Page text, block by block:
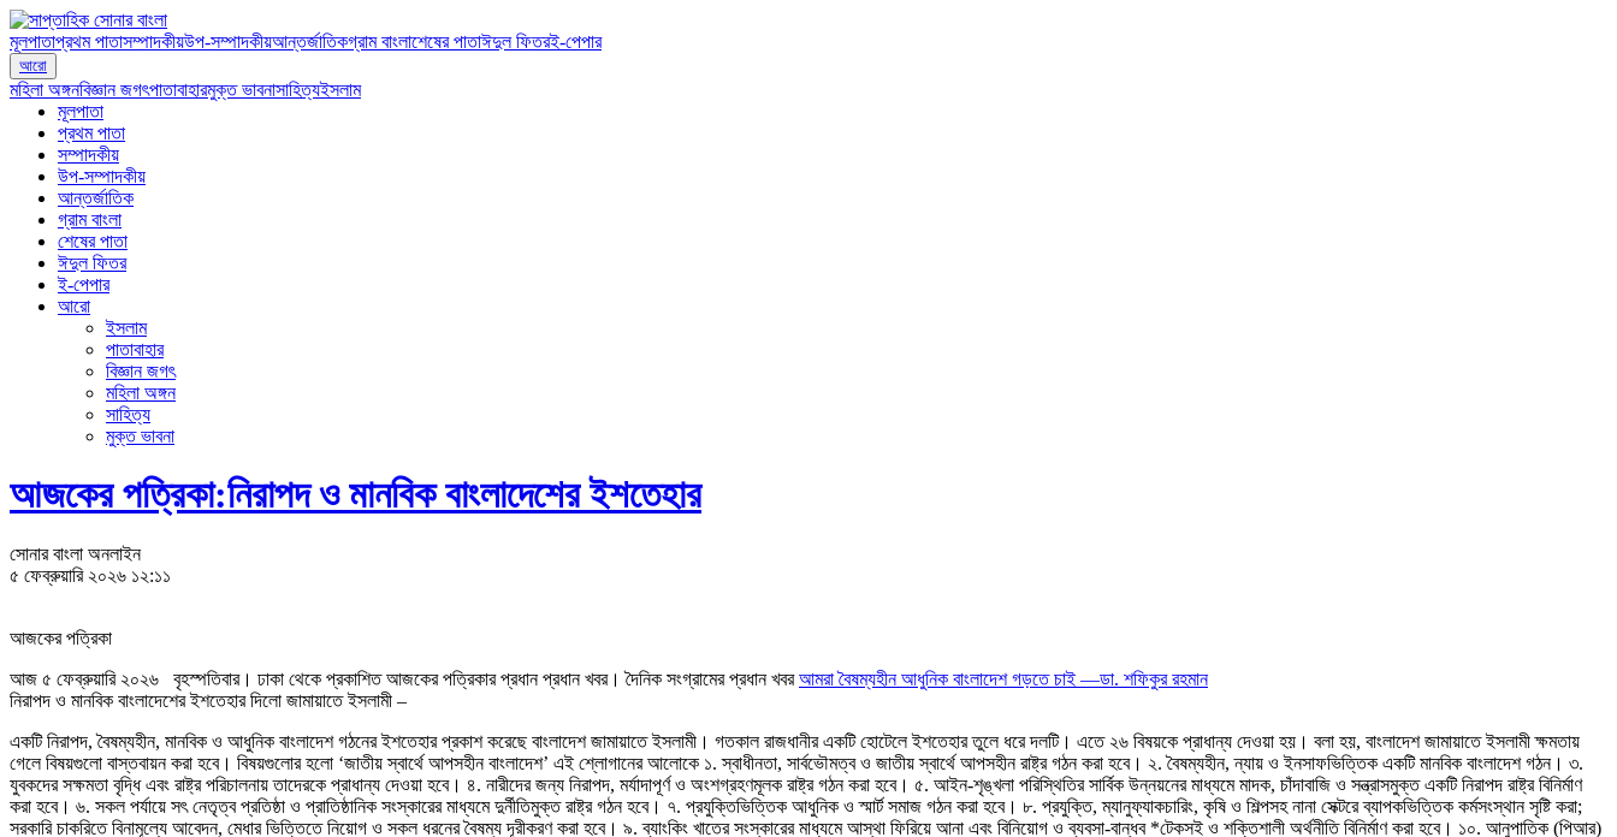
মূলপাতাপ্রথম পাতাসম্পাদকীয়উপ-সম্পাদকীয়আন্তর্জাতিকগ্রাম বাংলাশেষের পাতাঈদুল ফিতরই-পেপার
আরো
মহিলা অঙ্গনবিজ্ঞান জগৎপাতাবাহারমুক্ত ভাবনাসাহিত্যইসলাম
মূলপাতা
প্রথম পাতা
সম্পাদকীয়
উপ-সম্পাদকীয়
আন্তর্জাতিক
গ্রাম বাংলা
শেষের পাতা
ঈদুল ফিতর
ই-পেপার
আরো
ইসলাম
পাতাবাহার
বিজ্ঞান জগৎ
মহিলা অঙ্গন
সাহিত্য
মুক্ত ভাবনা
আজকের পত্রিকা:নিরাপদ ও মানবিক বাংলাদেশের ইশতেহার
সোনার বাংলা অনলাইন
৫ ফেব্রুয়ারি ২০২৬ ১২:১১
আজকের পত্রিকা
আজ ৫ ফেব্রুয়ারি ২০২৬ বৃহস্পতিবার। ঢাকা থেকে প্রকাশিত আজকের পত্রিকার প্রধান প্রধান খবর। দৈনিক সংগ্রামের প্রধান খবরআমরা বৈষম্যহীন আধুনিক বাংলাদেশ গড়তে চাই —ডা. শফিকুর রহমান
নিরাপদ ও মানবিক বাংলাদেশের ইশতেহার দিলো জামায়াতে ইসলামী –
একটি নিরাপদ, বৈষম্যহীন, মানবিক ও আধুনিক বাংলাদেশ গঠনের ইশতেহার প্রকাশ করেছে বাংলাদেশ জামায়াতে ইসলামী। গতকাল রাজধানীর একটি হোটেলে ইশতেহার তুলে ধরে দলটি। এতে ২৬ বিষয়কে প্রাধান্য দেওয়া হয়। বলা হয়, বাংলাদেশ জামায়াতে ইসলামী ক্ষমতায়
গেলে বিষয়গুলো বাস্তবায়ন করা হবে। বিষয়গুলোর হলো ‘জাতীয় স্বার্থে আপসহীন বাংলাদেশ’ এই শ্লোগানের আলোকে ১. স্বাধীনতা, সার্বভৌমত্ব ও জাতীয় স্বার্থে আপসহীন রাষ্ট্র গঠন করা হবে। ২. বৈষম্যহীন, ন্যায় ও ইনসাফভিত্তিক একটি মানবিক বাংলাদেশ গঠন। ৩.
যুবকদের সক্ষমতা বৃদ্ধি এবং রাষ্ট্র পরিচালনায় তাদেরকে প্রাধান্য দেওয়া হবে। ৪. নারীদের জন্য নিরাপদ, মর্যাদাপূর্ণ ও অংশগ্রহণমূলক রাষ্ট্র গঠন করা হবে। ৫. আইন-শৃঙ্খলা পরিস্থিতির সার্বিক উন্নয়নের মাধ্যমে মাদক, চাঁদাবাজি ও সন্ত্রাসমুক্ত একটি নিরাপদ রাষ্ট্র বিনির্মাণ
করা হবে। ৬. সকল পর্যায়ে সৎ নেতৃত্ব প্রতিষ্ঠা ও প্রাতিষ্ঠানিক সংস্কারের মাধ্যমে দুর্নীতিমুক্ত রাষ্ট্র গঠন হবে। ৭. প্রযুক্তিভিত্তিক আধুনিক ও স্মার্ট সমাজ গঠন করা হবে। ৮. প্রযুক্তি, ম্যানুফ্যাকচারিং, কৃষি ও শিল্পসহ নানা সেক্টরে ব্যাপকভিত্তিক কর্মসংস্থান সৃষ্টি করা;
সরকারি চাকরিতে বিনামূল্যে আবেদন, মেধার ভিত্তিতে নিয়োগ ও সকল ধরনের বৈষম্য দূরীকরণ করা হবে। ৯. ব্যাংকিং খাতের সংস্কারের মাধ্যমে আস্থা ফিরিয়ে আনা এবং বিনিয়োগ ও ব্যবসা-বান্ধব *টেকসই ও শক্তিশালী অর্থনীতি বিনির্মাণ করা হবে। ১০. আনুপাতিক (পিআর)